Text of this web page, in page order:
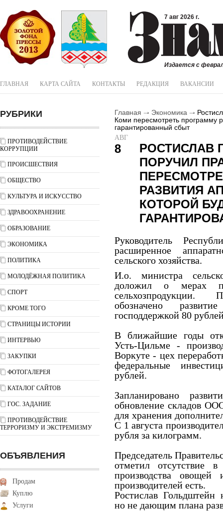
7 авг 2026 г.
Издается с
ГЛАВНАЯ КАРТА САЙТА КОНТАКТЫ РЕДАКЦИЯ ВАКАНСИИ
РУБРИКИ
ПРОТИВОДЕЙСТВИЕ
КОРРУПЦИИ
ПРОИСШЕСТВИЯ
ОБЩЕСТВО
КУЛЬТУРА И ИСКУССТВО
ЗДРАВООХРАНЕНИЕ
ОБРАЗОВАНИЕ
ЭКОНОМИКА
ПОЛИТИКА
МОЛОДЁЖНАЯ ПОЛИТИКА
СПОРТ
КРОМЕ ТОГО
СТРАНИЦЫ ИСТОРИИ
ИНТЕРВЬЮ
ЗАКУПКИ
ФОТОГАЛЕРЕЯ
КАТАЛОГ САЙТОВ
ГОС. ЗАДАНИЕ
ПРОТИВОДЕЙСТВИЕ
ТЕРРОРИЗМУ И ЭКСТРЕМИЗМУ
ОБЪЯВЛЕНИЯ
Продам
Куплю
Услуги
Главная Экономика
Коми пересмотреть программу
гарантированный сбыт
АВГ
8
РОСТИСЛАВ
ПОРУЧИЛ
РАЗВИТИЯ
КОТОРОЙ
Руководитель
расширенное
сельского хозяйства.
И.о. министра
доложил о мерах по
сельхозпродукции.
обозначено
господдержкой 80
В ближайшие годы
Усть-Цильме -
Воркуте - цех
федеральные
рублей.
Запланировано
обновление складов
для хранения
С 1 августа
рубля за килограмм.
Председатель
отметил отсутствие
производства
производителей есть.
Ростислав Гольдштейн
но не дающим плана